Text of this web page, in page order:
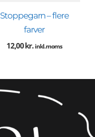
Stoppegarn – flere
farver
12,00kr. inkl. moms